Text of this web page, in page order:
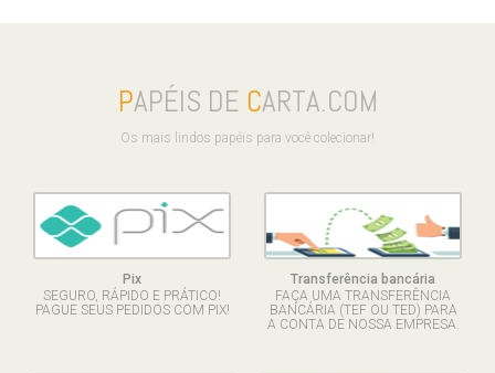
PAPÉIS DE CARTA.COM
Os mais lindos papéis para você colecionar!
Pix
SEGURO, RÁPIDO E PRÁTICO!
PAGUE SEUS PEDIDOS COM PIX!
Transferência bancária
FAÇA UMA TRANSFERÊNCIA
BANCÁRIA (TEF OU TED) PARA
A CONTA DE NOSSA EMPRESA.